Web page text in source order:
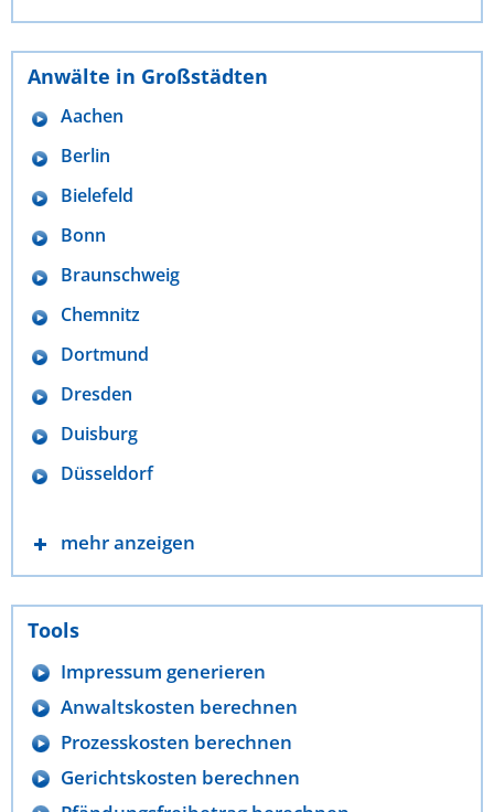
Anwälte in Großstädten
Aachen
Berlin
Bielefeld
Bonn
Braunschweig
Chemnitz
Dortmund
Dresden
Duisburg
Düsseldorf
mehr anzeigen
Tools
Impressum generieren
Anwaltskosten berechnen
Prozesskosten berechnen
Gerichtskosten berechnen